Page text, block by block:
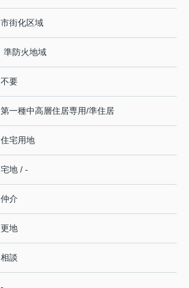
市街化区域
準防火地域
不要
第一種中高層住居専用/準住居
住宅用地
宅地 / -
仲介
更地
相談